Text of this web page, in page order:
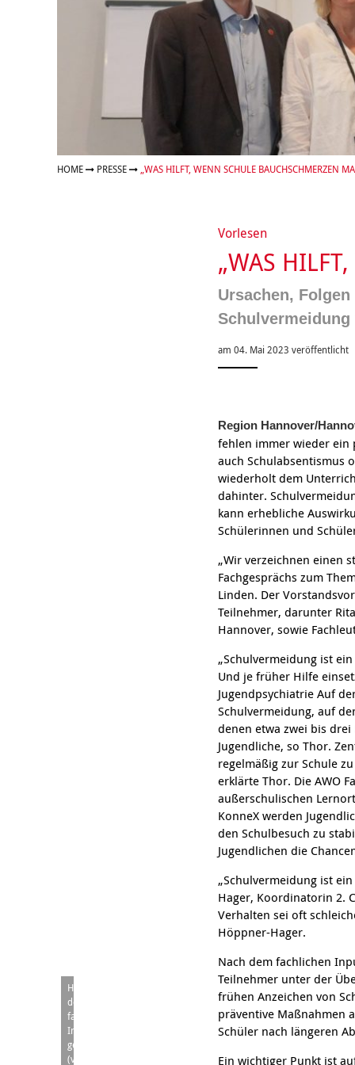
Freizeiten
Gesundheit & Sport
Unser Jugendverband
Weiterbildung
Wohnen
HOME PRESSE „WAS HILFT, WENN SCHULE BAUCHSCHMERZEN
Vorlesen
„WAS
Ursachen,
am 04. Mai 2023 veröffentlicht
Region Hannover/
fehlen immer wieder ein
auch Schulabsentismus
wiederholt dem
dahinter.
kann erhebliche
Schülerinnen und
„Wir verzeichnen einen
Fachgesprächs zum
Linden. Der
Teilnehmer, darunter
Hannover, sowie
„Schulvermeidung ist
Und je früher Hilfe
Jugendpsychiatrie Auf
Schulvermeidung, auf
denen etwa zwei bis
Jugendliche, so Thor.
regelmäßig zur Schule
erklärte Thor. Die AWO
außerschulischen
KonneX werden
den Schulbesuch zu
Jugendlichen die
„Schulvermeidung ist
Hager, Koordinatorin 2.
Verhalten sei oft
Höppner-Hager.
Nach dem fachlichen
Teilnehmer unter der
frühen Anzeichen von
präventive Maßnahmen
Schüler nach längeren
Ein wichtiger Punkt ist
Haben
den
fachlichen
Input
gegeben
(von